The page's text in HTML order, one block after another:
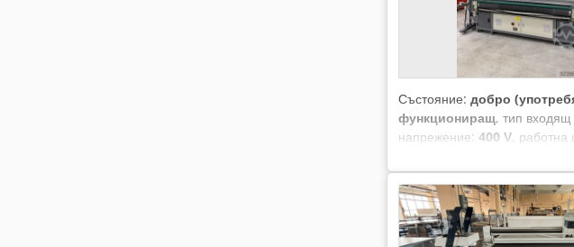
Състояние: добро
функциониращ, тип входящ
напрежение: 400 V, работна
режеща машина с камерно
обработка на изображения
точност. Машината е малко